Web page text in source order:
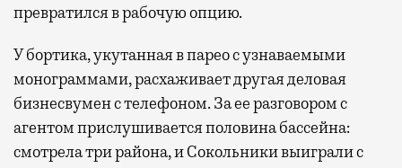
превратился в рабочую опцию.
У бортика, укутанная в парео с узнаваемыми
монограммами, расхаживает другая деловая
бизнесвумен с телефоном. За ее разговором с
агентом прислушивается половина бассейна:
смотрела три района, и Сокольники выиграли с